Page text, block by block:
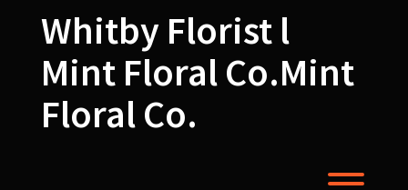
Whitby Florist l
Mint Floral Co.Mint
Floral Co.